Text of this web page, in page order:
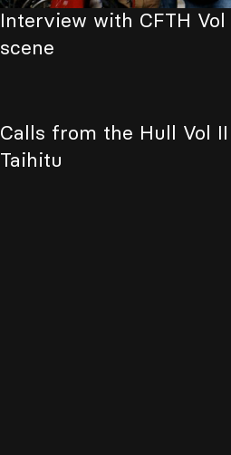
Interview with CFTH
scene
Calls from the Hull Vol
Taihitu